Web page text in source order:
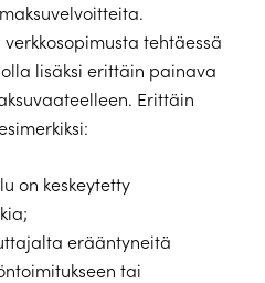
tehtäessä
lisäksi erittäin painava
Erittäin
on keskeytetty
erääntyneitä
tai